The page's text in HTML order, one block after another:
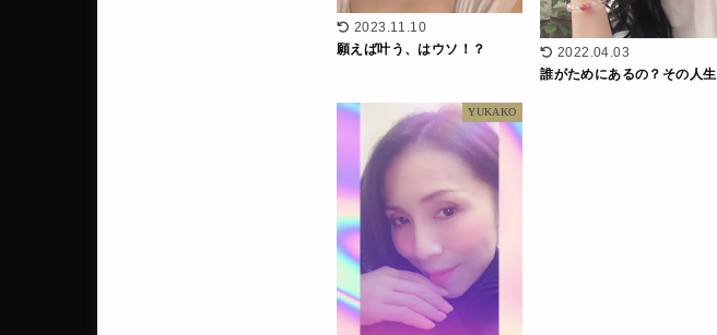
2023.11.10
願えば叶う、はウソ！？ 2022.04.03
誰がためにあるの？その人生
YUKAKO